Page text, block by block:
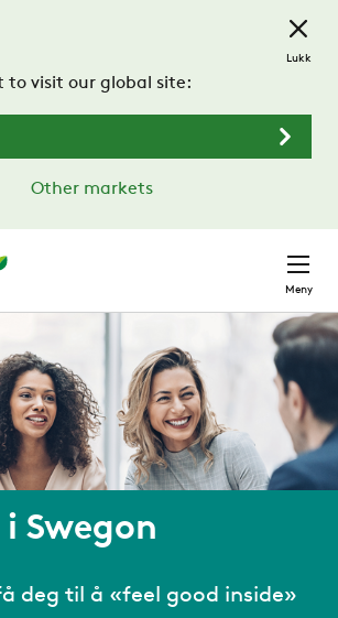
to visit our global site:
Other markets
Lukk
Meny
Swegon
deg til å «feel good inside»